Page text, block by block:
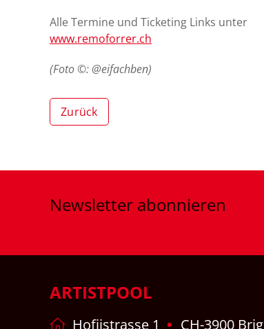
Alle Termine und Ticketing Links unter
www.remoforrer.ch
(Foto ©: @eifachben)
Zurück
Newsletter abonnieren
ARTISTPOOL
Hofjistrasse 1 CH-3900 Brig